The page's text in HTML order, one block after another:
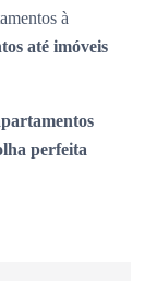
à
até imóveis
perfeita